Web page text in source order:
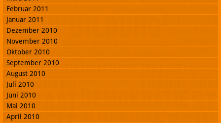
Februar 2011
Januar 2011
Dezember 2010
November 2010
Oktober 2010
September 2010
August 2010
Juli 2010
Juni 2010
Mai 2010
April 2010